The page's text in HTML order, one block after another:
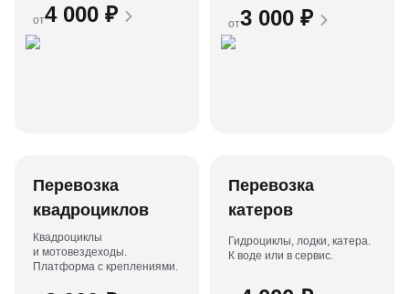
от4 000 ₽ от3 000 ₽
Перевозка
квадроциклов
Квадроциклы
и мотовездеходы.
Платформа с креплениями.
Перевозка
катеров
Гидроциклы, лодки, катера.
К воде или в сервис.